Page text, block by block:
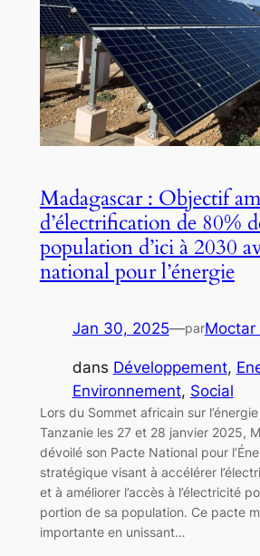
Madagascar : Objectif
d’électrification de 80%
population d’ici à 2030
national pour l’énergie
Jan 30, 2025—parMoctar
dans Développement,
Environnement, Social
Lors du Sommet africain sur
Tanzanie les 27 et 28 janvier 2025,
dévoilé son Pacte National pour
stratégique visant à accélérer
et à améliorer l’accès à l’électricité
portion de sa population. Ce pacte
importante en unissant…